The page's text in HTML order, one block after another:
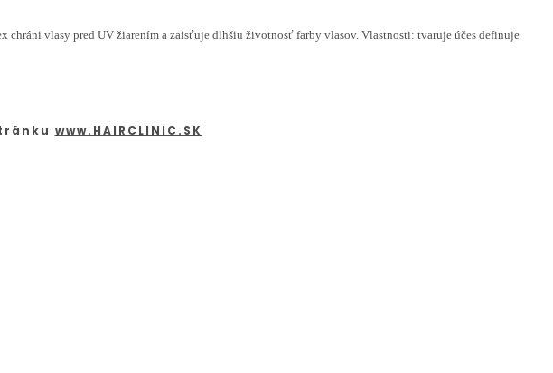
vlasy pred UV žiarením a zaisťuje dlhšiu životnosť farby vlasov. Vlastnosti: tvaruje účes definuje
www.HAIRCLINIC.SK